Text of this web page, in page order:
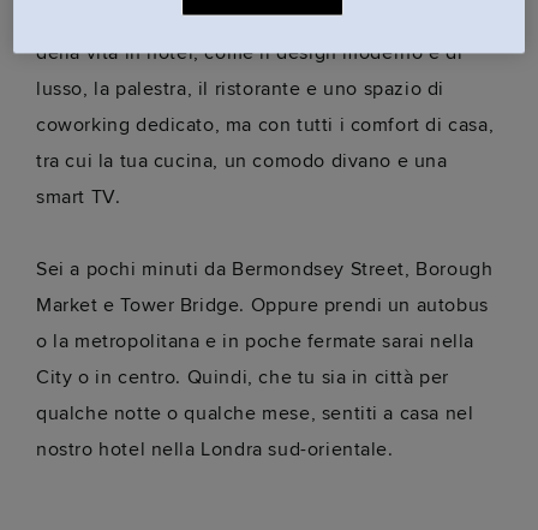
pochi minuti dal Tower Bridge. Goditi il meglio
della vita in hotel, come il design moderno e di
lusso, la palestra, il ristorante e uno spazio di
coworking dedicato, ma con tutti i comfort di casa,
tra cui la tua cucina, un comodo divano e una
smart TV.
Sei a pochi minuti da Bermondsey Street, Borough
Market e Tower Bridge. Oppure prendi un autobus
o la metropolitana e in poche fermate sarai nella
City o in centro. Quindi, che tu sia in città per
qualche notte o qualche mese, sentiti a casa nel
nostro hotel nella Londra sud-orientale.